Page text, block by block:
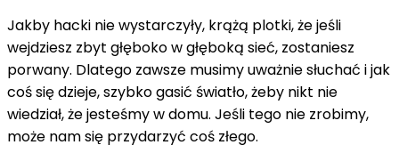
Jakby hacki nie wystarczyły, krążą plotki, że jeśli
wejdziesz zbyt głęboko w głęboką sieć, zostaniesz
porwany. Dlatego zawsze musimy uważnie słuchać i jak
coś się dzieje, szybko gasić światło, żeby nikt nie
wiedział, że jesteśmy w domu. Jeśli tego nie zrobimy,
może nam się przydarzyć coś złego.